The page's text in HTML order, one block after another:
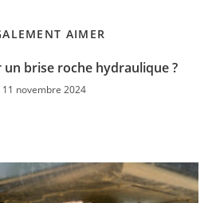
AIMER
brise roche hydraulique ?
11 novembre 2024